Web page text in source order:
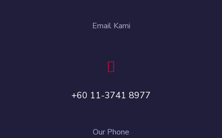
Email Kami
+60 11-3741 8977
Our Phone